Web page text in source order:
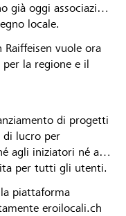
già oggi associazioni
locale.
vuole ora
la regione e il
di progetti
di lucro per
agli iniziatori né ai
per tutti gli utenti.
piattaforma
eroilocali.ch